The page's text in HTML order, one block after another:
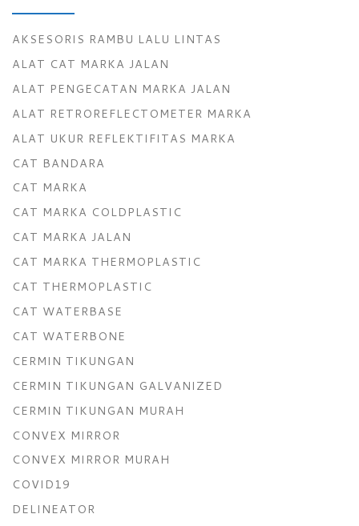
AKSESORIS RAMBU LALU LINTAS
ALAT CAT MARKA JALAN
ALAT PENGECATAN MARKA JALAN
ALAT RETROREFLECTOMETER MARKA
ALAT UKUR REFLEKTIFITAS MARKA
CAT BANDARA
CAT MARKA
CAT MARKA COLDPLASTIC
CAT MARKA JALAN
CAT MARKA THERMOPLASTIC
CAT THERMOPLASTIC
CAT WATERBASE
CAT WATERBONE
CERMIN TIKUNGAN
CERMIN TIKUNGAN GALVANIZED
CERMIN TIKUNGAN MURAH
CONVEX MIRROR
CONVEX MIRROR MURAH
COVID19
DELINEATOR